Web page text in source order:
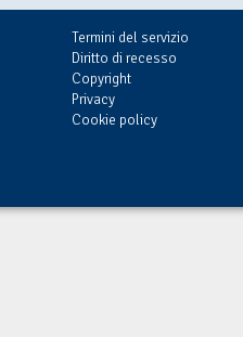
Termini del servizio
Diritto di recesso
Copyright
Privacy
Cookie policy